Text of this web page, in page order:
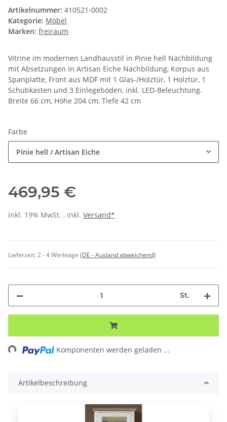
Artikelnummer: 410521-0002
Kategorie: Möbel
Marken: freiraum
Vitrine im modernen Landhausstil in Pinie hell Nachbildung
mit Absetzungen in Artisan Eiche Nachbildung, Korpus aus
Spanplatte, Front aus MDF mit 1 Glas-/Holztür, 1 Holztür, 1
Schubkasten und 3 Einlegeböden, inkl. LED-Beleuchtung.
Breite 66 cm, Höhe 204 cm, Tiefe 42 cm
Farbe
Pinie hell / Artisan Eiche
469,95 €
inkl. 19% MwSt. , inkl. Versand*
Lieferzeit:2 - 4 Werktage (DE - Ausland abweichend)
St.
Komponenten werden geladen ...
Artikelbeschreibung